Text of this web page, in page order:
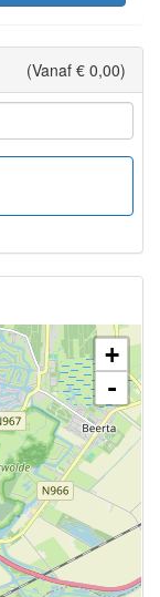
(Vanaf € 0,00)
+
-